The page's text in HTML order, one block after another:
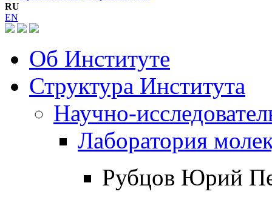
RU
EN
Об Институте
Структура Института
Научно-
Лаборатория
Рубцов Юрий